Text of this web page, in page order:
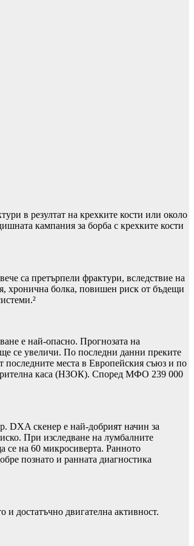
в резултат на крехките кости или около
кампания за борба с крехките кости
са претърпели фрактури, вследствие на
хронична болка, повишен риск от бъдещи
е най-опасно. Прогнозата на
се увеличи. По последни данни преките
последните места в Европейския съюз и по
каса (НЗОК). Според МФО 239 000
DXA скенер е най-добрият начин за
При изследване на лумбалните
се на 60 микросиверта. Ранното
познато и ранната диагностика
и достатъчно двигателна активност.